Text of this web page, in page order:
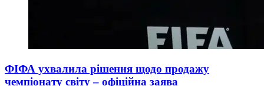
ФІФА ухвалила рішення щодо продажу
чемпіонату світу – офіційна заява